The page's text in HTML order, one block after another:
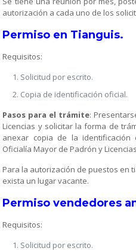
autorización a cada uno de los
Permiso en Tianguis.
Requisitos:
Solicitud por escrito.
Copia de identificación oficial.
Pasos para el trámite:
Licencias y solicitar la forma de
anexar copia de la
Oficialía Mayor de Padrón y
Para la autorización de puestos en
exista un lugar vacante.
Permiso vendedores
Requisitos:
Solicitud por escrito.